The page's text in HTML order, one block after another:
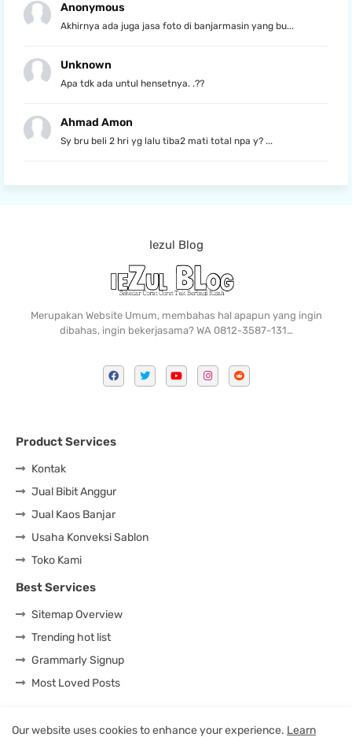
Anonymous
Akhirnya ada juga jasa foto di banjarmasin yang bu...
Unknown
Apa tdk ada untul hensetnya. .??
Ahmad Amon
Sy bru beli 2 hri yg lalu tiba2 mati total npa y? ...
Iezul Blog
Merupakan Website Umum, membahas hal apapun yang ingin
dibahas, ingin bekerjasama? WA 0812-3587-131…
Product Services
Kontak
Jual Bibit Anggur
Jual Kaos Banjar
Usaha Konveksi Sablon
Toko Kami
Best Services
Sitemap Overview
Trending hot list
Grammarly Signup
Most Loved Posts
Our website uses cookies to enhance your experience. Learn